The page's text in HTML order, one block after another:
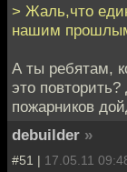
> Жаль,что
нашим
А ты ребятам,
это
пожарников
debuilder »
#51 | 17.05.11